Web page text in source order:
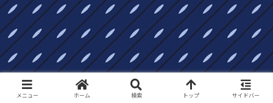
メニュー ホーム 検索 トップ サイドバー